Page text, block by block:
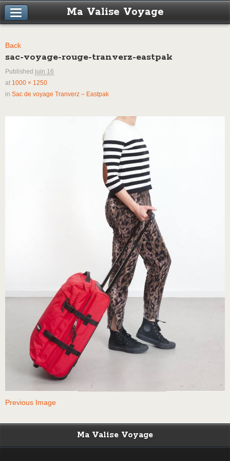
Ma Valise Voyage
Back
sac-voyage-rouge-tranverz-eastpak
Published juin 16
at 1000 × 1250
in Sac de voyage Tranverz – Eastpak
Previous Image
Ma Valise Voyage